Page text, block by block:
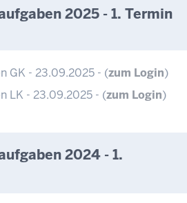
2025 - 1. Termin
GK - 23.09.2025 - (zum Login)
LK - 23.09.2025 - (zum Login)
2024 - 1.